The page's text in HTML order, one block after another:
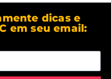
dicas e
em seu email: